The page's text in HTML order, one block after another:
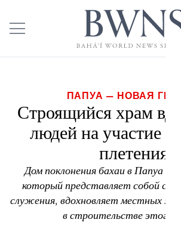
ПАПУА — НОВАЯ
Строящийся храм
людей на участие в
плетения
Дом поклонения бахаи в Папуа —
который представляет собой
служения, вдохновляет местных
в строительстве этого